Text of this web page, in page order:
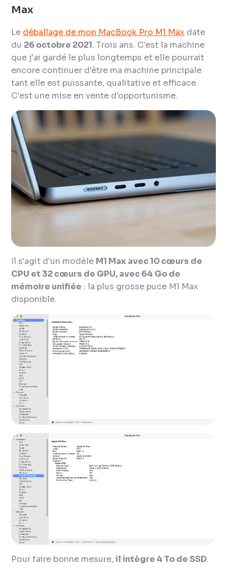
Max
Le déballage de mon MacBook Pro M1 Max date
du 26 octobre 2021. Trois ans. C'est la machine
que j'ai gardé le plus longtemps et elle pourrait
encore continuer d'être ma machine principale
tant elle est puissante, qualitative et efficace.
C'est une mise en vente d'opportunisme.
Il s'agit d'un modèle M1 Max avec 10 cœurs de
CPU et 32 cœurs de GPU, avec 64 Go de
mémoire unifiée : la plus grosse puce M1 Max
disponible.
Pour faire bonne mesure,il intègre 4 To de SSD.